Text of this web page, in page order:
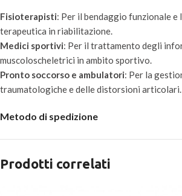
Fisioterapisti: Per il bendaggio funzionale e
terapeutica in riabilitazione.
Medici sportivi: Per il trattamento degli
muscoloscheletrici in ambito sportivo.
Pronto soccorso e ambulatori: Per la
traumatologiche e delle distorsioni articolari.
Metodo di spedizione
Prodotti correlati